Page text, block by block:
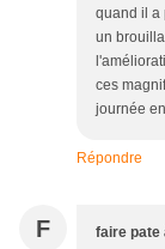
quand il a
un
ces
journée
Répondre
F faire pate